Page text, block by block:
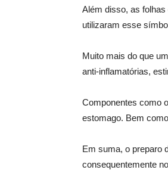
Além disso, as
utilizaram esse
Muito mais do que
anti-inflamatórias,
Componentes como
estomago. Bem
Em suma, o preparo
consequentemente